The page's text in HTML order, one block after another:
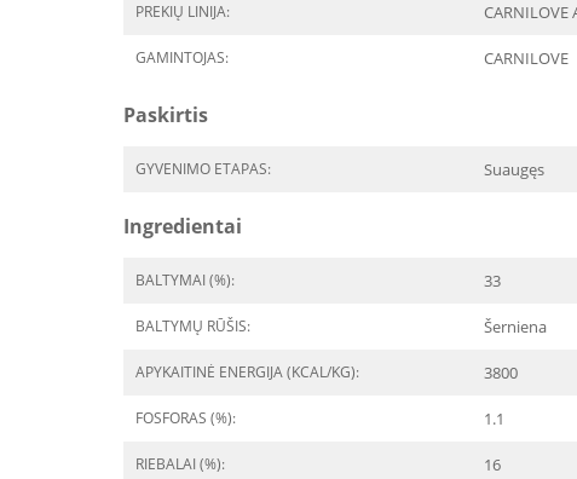
PREKIŲ LINIJA: CARNILOVE
GAMINTOJAS: CARNILOVE
Paskirtis
GYVENIMO ETAPAS: Suaugęs
Ingredientai
BALTYMAI (%): 33
BALTYMŲ RŪŠIS: Šerniena
APYKAITINĖ ENERGIJA (KCAL/KG): 3800
FOSFORAS (%): 1.1
RIEBALAI (%): 16